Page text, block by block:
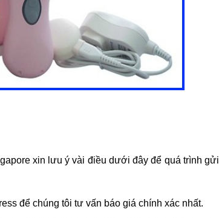
xin lưu ý vài điều dưới đây để quá trình gửi
để chúng tôi tư vấn báo giá chính xác nhất.